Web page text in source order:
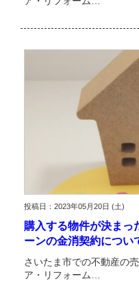
投稿日：2023年05月20日 (土)
購入する物件が決ま
ーンの金消契約につい
さいたま市での不動産の
ア・リフォーム…